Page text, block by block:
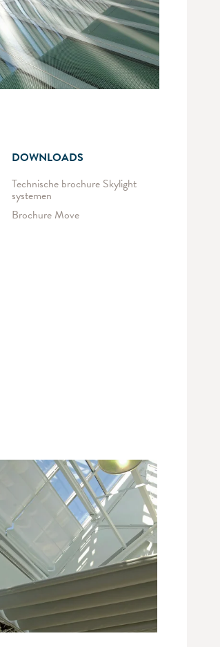
DOWNLOADS
Technische brochure Skylight
systemen
Brochure Move